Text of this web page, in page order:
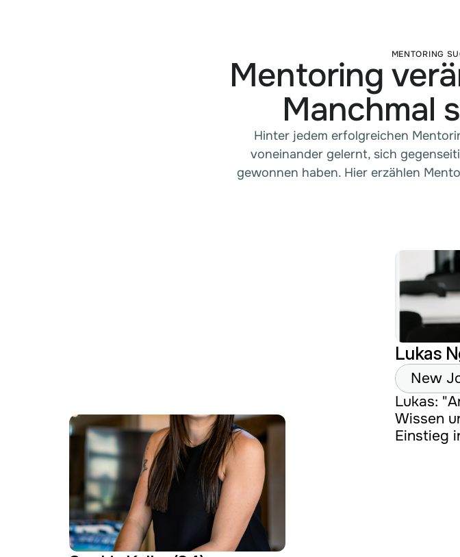
MENTORING
Mentoring
Manchmal
Hinter jedem erfolgreichen
voneinander gelernt, sich
gewonnen haben. Hier erzählen
Lukas
New
Lukas:
Wissen
Einstieg